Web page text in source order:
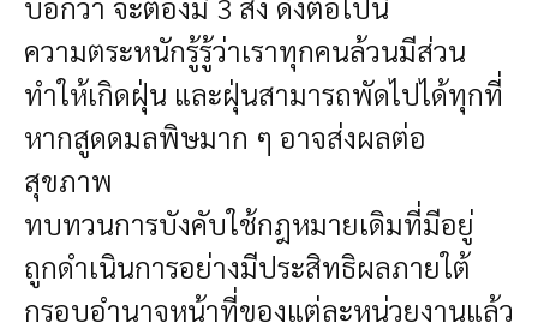
ความตระหนักรู้รู้ว่าเราทุกคนล้วนมีส่วน
ทำให้เกิดฝุ่น และฝุ่นสามารถพัดไปได้ทุกที่
หากสูดดมลพิษมาก ๆ อาจส่งผลต่อ
สุขภาพ
ทบทวนการบังคับใช้กฎหมายเดิมที่มีอยู่
ถูกดำเนินการอย่างมีประสิทธิผลภายใต้
กรอบอำนาจหน้าที่ของแต่ละหน่วยงานแล้ว